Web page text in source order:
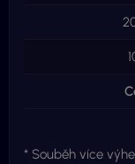
* Souběh více